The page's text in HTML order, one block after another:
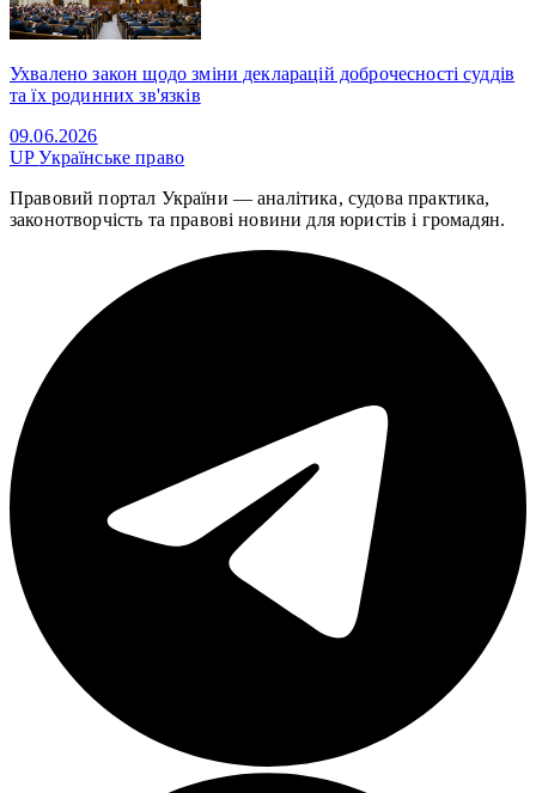
Ухвалено закон щодо зміни декларацій доброчесності суддів
та їх родинних зв'язків
09.06.2026
UPУкраїнське право
Правовий портал України — аналітика, судова практика,
законотворчість та правові новини для юристів і громадян.